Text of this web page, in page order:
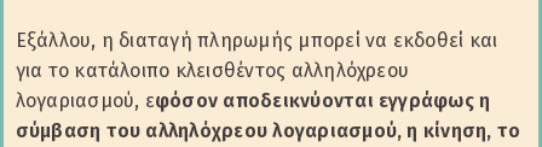
Εξάλλου, η διαταγή πληρωμής μπορεί να εκδοθεί και
για το κατάλοιπο κλεισθέντος αλληλόχρεου
λογαριασμού, εφόσον αποδεικνύονται εγγράφως η
σύμβαση του αλληλόχρεου λογαριασμού, η κίνηση, το